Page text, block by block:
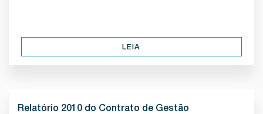
LEIA
Relatório 2010 do Contrato de Gestão